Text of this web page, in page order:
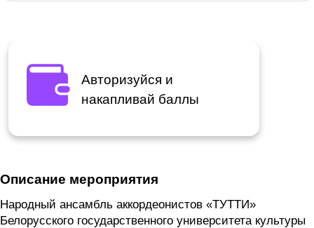
Авторизуйся и
накапливай баллы
Описание мероприятия
Народный ансамбль аккордеонистов «ТУТТИ»
Белорусского государственного университета культуры